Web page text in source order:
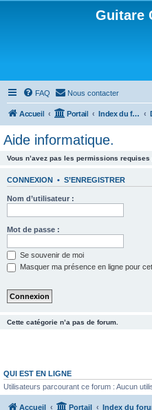
Guitare
FAQ Nous contacter
Accueil Portail Index du forum
Aide informatique.
Vous n’avez pas les permissions
CONNEXION • S’ENREGISTRER
Nom d’utilisateur :
Mot de passe :
Se souvenir de moi
Masquer ma présence en ligne pour
Cette catégorie n’a pas de forum.
QUI EST EN LIGNE
Utilisateurs parcourant ce forum : Aucun
Accueil Portail Index du